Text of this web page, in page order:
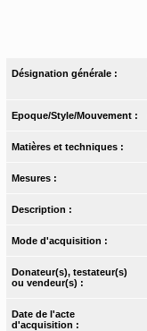
Désignation générale :
Epoque/Style/Mouvement :
Matières et techniques :
Mesures :
Description :
Mode d'acquisition :
Donateur(s), testateur(s)
ou vendeur(s) :
Date de l'acte
d'acquisition :